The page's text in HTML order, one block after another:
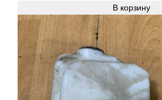
В корзину